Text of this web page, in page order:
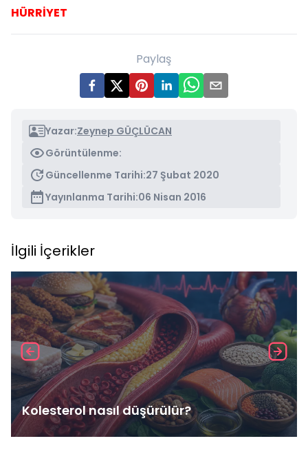
HÜRRİYET
Paylaş
Yazar:Zeynep GÜÇLÜCAN
Görüntülenme:
Güncellenme Tarihi:27 Şubat 2020
Yayınlanma Tarihi:06 Nisan 2016
İlgili İçerikler
Kolesterol nasıl düşürülür?